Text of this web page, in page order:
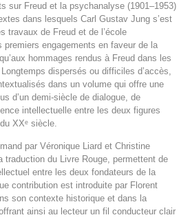
sur Freud et la psychanalyse (1901–1953)
dans lesquels Carl Gustav Jung s’est
travaux de Freud et de l’école
engagements en faveur de la
hommages rendus à Freud dans les
dispersés ou difficiles d’accès,
dans un volume qui offre une
d’un demi-siècle de dialogue, de
intellectuelle entre les deux figures
XXᵉ siècle.
par Véronique Liard et Christine
traduction du Livre Rouge, permettent de
entre les deux fondateurs de la
contribution est introduite par Florent
son contexte historique et dans la
ainsi au lecteur un fil conducteur clair